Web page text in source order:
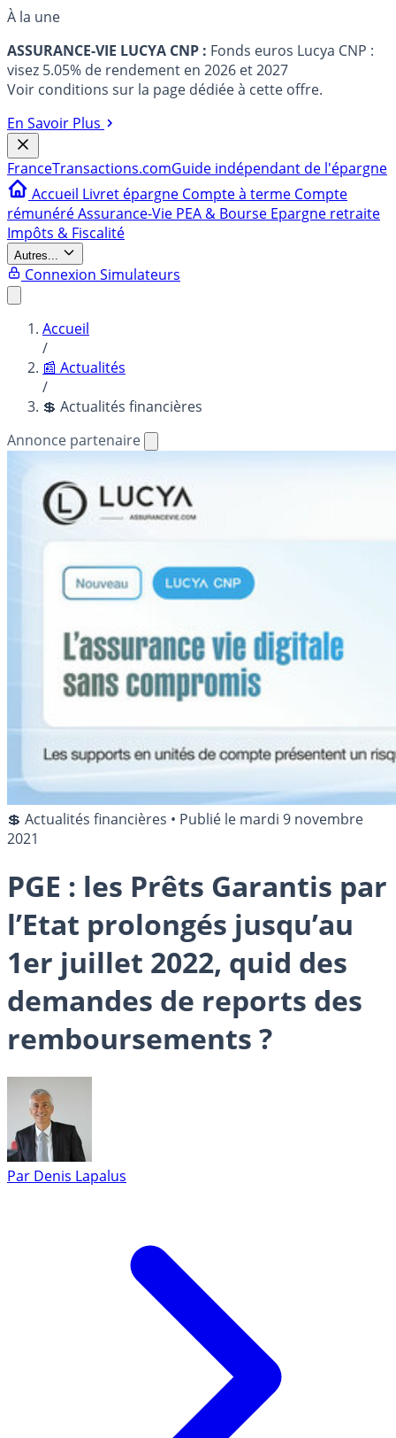
À la une
ASSURANCE-VIE LUCYA CNP : Fonds euros Lucya CNP :
visez 5.05% de rendement en 2026 et 2027
Voir conditions sur la page dédiée à cette offre.
En Savoir Plus
FranceTransactions.comGuide indépendant de l'épargne
Accueil Livret épargne Compte à terme Compte
rémunéréAssurance-Vie PEA & Bourse Epargne retraite
Impôts & Fiscalité
Autres...
Connexion Simulateurs
Accueil
/
📰 Actualités
/
💲 Actualités financières
Annonce partenaire
💲 Actualités financières • Publié le mardi 9 novembre
2021
PGE : les Prêts Garantis par
l’Etat prolongés jusqu’au
1er juillet 2022, quid des
demandes de reports des
remboursements ?
Par Denis Lapalus